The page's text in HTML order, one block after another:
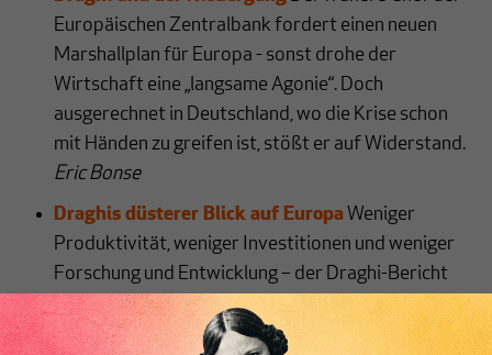
Europäischen Zentralbank fordert einen neuen
Marshallplan für Europa - sonst drohe der
Wirtschaft eine „langsame Agonie“. Doch
ausgerechnet in Deutschland, wo die Krise schon
mit Händen zu greifen ist, stößt er auf Widerstand.
Eric Bonse
Draghis düsterer Blick auf Europa Weniger
Produktivität, weniger Investitionen und weniger
Forschung und Entwicklung – der Draghi-Bericht
zeigt: die EU droht von den USA und China
abgehängt zu werden.Adam Tooze